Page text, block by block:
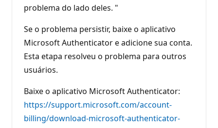
problema do lado deles. "
Se o problema persistir, baixe o aplicativo
Microsoft Authenticator e adicione sua conta.
Esta etapa resolveu o problema para outros
usuários.
Baixe o aplicativo Microsoft Authenticator:
https://support.microsoft.com/account-
billing/download-microsoft-authenticator-